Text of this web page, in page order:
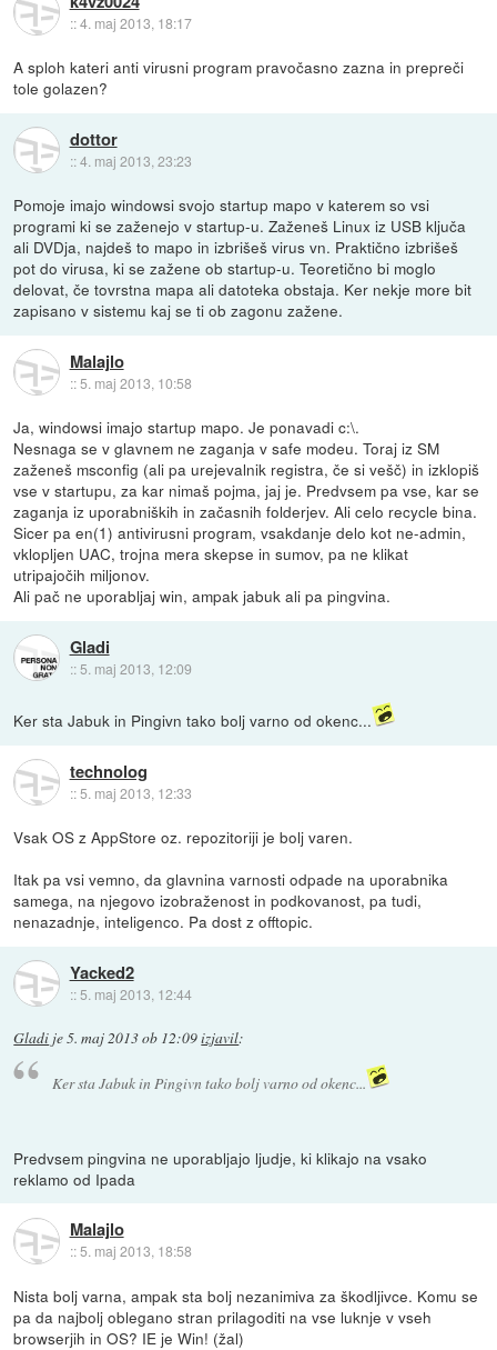
::4. maj 2013, 18:17
A sploh kateri anti virusni program pravočasno zazna in prepreči
tole golazen?
dottor
::4. maj 2013, 23:23
Pomoje imajo windowsi svojo startup mapo v katerem so vsi
programi ki se zaženejo v startup-u. Zaženeš Linux iz USB ključa
ali DVDja, najdeš to mapo in izbrišeš virus vn. Praktično izbrišeš
pot do virusa, ki se zažene ob startup-u. Teoretično bi moglo
delovat, če tovrstna mapa ali datoteka obstaja. Ker nekje more bit
zapisano v sistemu kaj se ti ob zagonu zažene.
Malajlo
::5. maj 2013, 10:58
Ja, windowsi imajo startup mapo. Je ponavadi c:\.
Nesnaga se v glavnem ne zaganja v safe modeu. Toraj iz SM
zaženeš msconfig (ali pa urejevalnik registra, če si vešč) in izklopiš
vse v startupu, za kar nimaš pojma, jaj je. Predvsem pa vse, kar se
zaganja iz uporabniških in začasnih folderjev. Ali celo recycle bina.
Sicer pa en(1) antivirusni program, vsakdanje delo kot ne-admin,
vklopljen UAC, trojna mera skepse in sumov, pa ne klikat
utripajočih miljonov.
Ali pač ne uporabljaj win, ampak jabuk ali pa pingvina.
Gladi
:: 5. maj 2013, 12:09
Ker sta Jabuk in Pingivn tako bolj varno od okenc...
technolog
::5. maj 2013, 12:33
Vsak OS z AppStore oz. repozitoriji je bolj varen.
Itak pa vsi vemno, da glavnina varnosti odpade na uporabnika
samega, na njegovo izobraženost in podkovanost, pa tudi,
nenazadnje, inteligenco. Pa dost z offtopic.
Yacked2
:: 5. maj 2013, 12:44
Gladi je5. maj 2013 ob 12:09izjavil:
Ker sta Jabuk in Pingivn tako bolj varno od okenc...
Predvsem pingvina ne uporabljajo ljudje, ki klikajo na vsako
reklamo od Ipada
Malajlo
::5. maj 2013, 18:58
Nista bolj varna, ampak sta bolj nezanimiva za škodljivce. Komu se
pa da najbolj oblegano stran prilagoditi na vse luknje v vseh
browserjih in OS? IE je Win! (žal)